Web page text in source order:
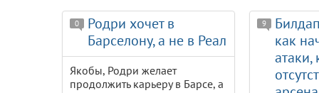
Особенно
замечание:
"Вариантов
работает".
0
Родри хочет в
Барселону, а не в Реал
Якобы, Родри желает
продолжить карьеру в Барсе, а
9
как
атаки,